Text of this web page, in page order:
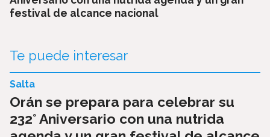
festival de alcance nacional
Te puede interesar
Orán se prepara para celebrar su
232° Aniversario con una nutrida
Salta